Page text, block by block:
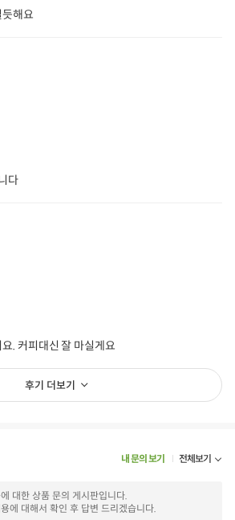
해요
다
. 커피대신 잘 마실게요
후기 더보기
내 문의 보기 전체보기
대한 상품 문의 게시판입니다.
에 대해서 확인 후 답변 드리겠습니다.